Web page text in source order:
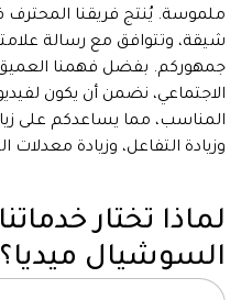
ملموسة. يُنتج فريقنا المحترف
شيقة، وتتوافق مع رسالة
جمهوركم. بفضل فهمنا
الاجتماعي، نضمن أن يكون
المناسب، مما يساعدكم على
وزيادة التفاعل، وزيادة معدلات
لماذا تختار
السوشيال ميديا؟